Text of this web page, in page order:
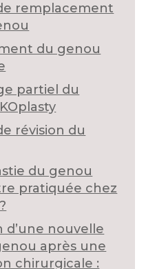
remplacement
du genou
partiel du
révision du
du genou
pratiquée chez
d’une nouvelle
après une
chirurgicale :